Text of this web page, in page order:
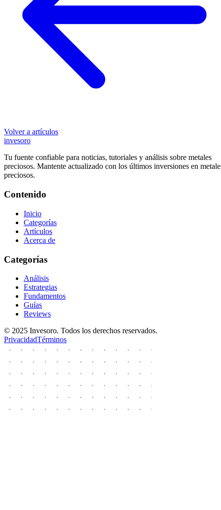
Volver a artículos
invesoro
Tu fuente confiable para noticias, tutoriales y análisis sobre metales
preciosos. Mantente actualizado con los últimos inversiones en
preciosos.
Contenido
Inicio
Categorías
Artículos
Acerca de
Categorías
Análisis
Estrategias
Fundamentos
Guías
Reviews
© 2025 Invesoro. Todos los derechos reservados.
PrivacidadTérminos